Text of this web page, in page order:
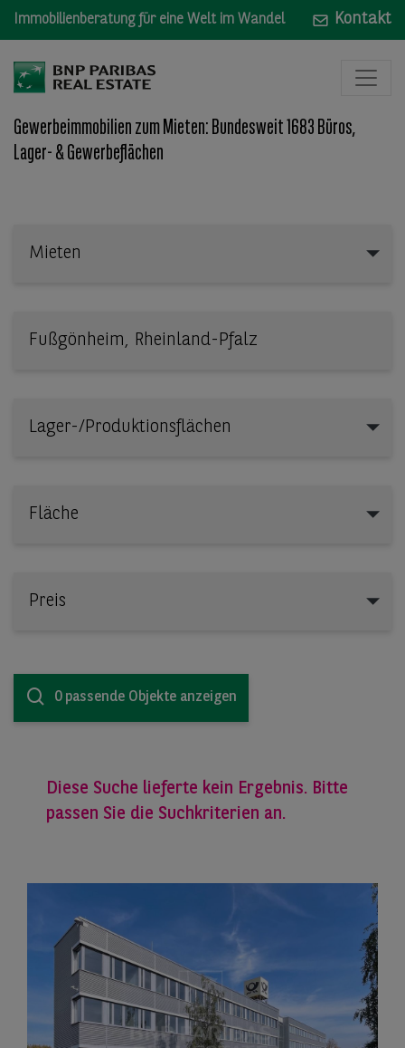
Immobilienberatung für eine Welt im Wandel Kontakt
Gewerbeimmobilien zum Mieten: Bundesweit 1683 Büros,
Lager- & Gewerbeflächen
Mieten
Lager-/Produktionsflächen
Fläche
Preis
0 passende Objekte anzeigen
Diese Suche lieferte kein Ergebnis. Bitte
passen Sie die Suchkriterien an.